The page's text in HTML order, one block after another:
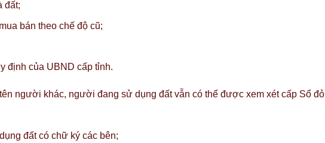
đất;
bán theo chế độ cũ;
định của UBND cấp tỉnh.
người khác, người đang sử dụng đất vẫn có thể được xem xét cấp Sổ đỏ
đất có chữ ký các bên;